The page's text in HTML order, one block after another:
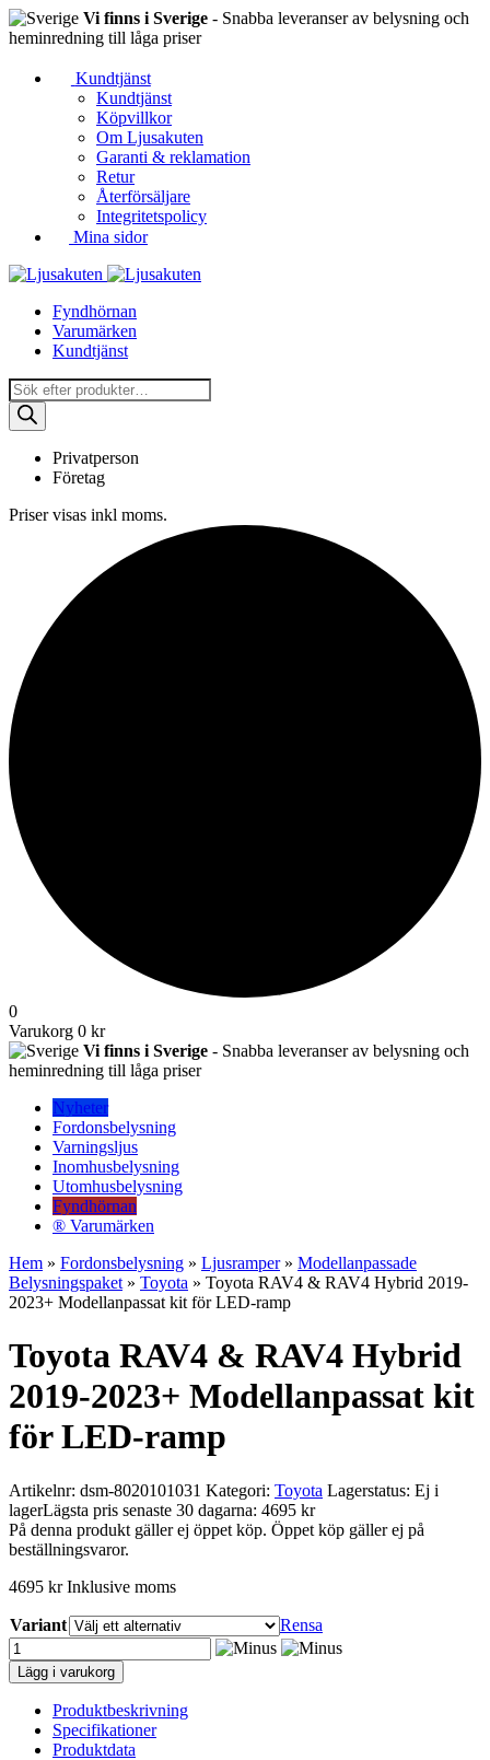
Vi finns i Sverige - Snabba leveranser av belysning och
heminredning till låga priser
Kundtjänst
Kundtjänst
Köpvillkor
Om Ljusakuten
Garanti & reklamation
Retur
Återförsäljare
Integritetspolicy
Mina sidor
Fyndhörnan
Varumärken
Kundtjänst
Produktsökning
Privatperson
Företag
Priser visas inkl moms.
0
Varukorg 0 kr
Vi finns i Sverige - Snabba leveranser av belysning och
heminredning till låga priser
Nyheter
Fordonsbelysning
Varningsljus
Inomhusbelysning
Utomhusbelysning
Fyndhörnan
® Varumärken
Hem » Fordonsbelysning » Ljusramper» Modellanpassade
Belysningspaket » Toyota » Toyota RAV4 & RAV4 Hybrid 2019-
2023+ Modellanpassat kit för LED-ramp
Toyota RAV4 & RAV4 Hybrid
2019-2023+ Modellanpassat kit
för LED-ramp
Artikelnr: dsm-8020101031 Kategori: Toyota Lagerstatus: Ej i
lagerLägsta pris senaste 30 dagarna: 4695 kr
På denna produkt gäller ej öppet köp. Öppet köp gäller ej på
beställningsvaror.
4695 kr Inklusive moms
Variant
Rensa
Toyota
RAV4
&
RAV4
Hybrid
2019-
Lägg i varukorg
Produktbeskrivning
Specifikationer
Produktdata